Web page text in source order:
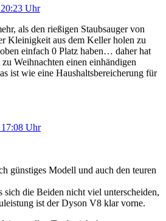
Uhr
als den rießigen Staubsauger von
Kleinigkeit aus dem Keller holen zu
einfach 0 Platz haben… daher hat
Weihnachten einen einhändigen
ist wie eine Haushaltsbereicherung für
Uhr
günstiges Modell und auch den teuren
sich die Beiden nicht viel unterscheiden,
ist der Dyson V8 klar vorne.